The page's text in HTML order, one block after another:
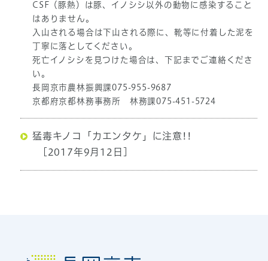
CSF（豚熱）は豚、イノシシ以外の動物に感染すること
はありません。
入山される場合は下山される際に、靴等に付着した泥を
丁寧に落としてください。
死亡イノシシを見つけた場合は、下記までご連絡くださ
い。
長岡京市農林振興課075-955-9687
京都府京都林務事務所 林務課075-451-5724
猛毒キノコ「カエンタケ」に注意!!
[2017年9月12日]